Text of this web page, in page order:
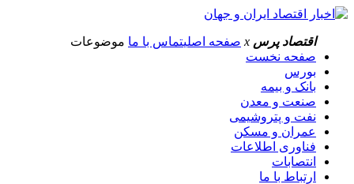
اقتصاد پرس x صفحه اصلیتماس با ما موضوعات
صفحه نخست
بورس
بانک و بیمه
صنعت و معدن
نفت و پتروشیمی
عمران و مسکن
فناوری اطلاعات
انتصابات
ارتباط با ما